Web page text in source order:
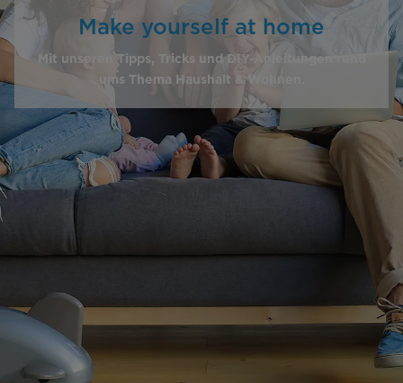
Make yourself at home
Mit unseren Tipps, Tricks und DIY-Anleitungen rund
ums Thema Haushalt & Wohnen.